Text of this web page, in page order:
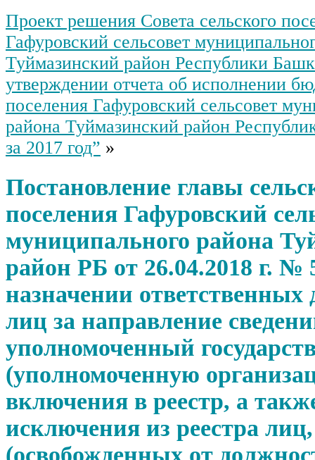
Проект решения Совета сельского
Гафуровский сельсовет
Туймазинский район Республики
утверждении отчета об исполнении
поселения Гафуровский сельсовет
района Туймазинский район
за 2017 год” »
Постановление главы
поселения Гафуровский
муниципального района
район РБ от 26.04.2018 г. №
назначении
лиц за направление
уполномоченный
(уполномоченную
включения в реестр, а
исключения из реестра
(освобожденных от